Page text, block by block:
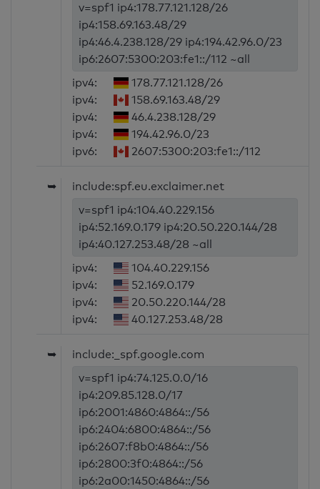
v=spf1 ip4:178.77.121.128/26
ip4:158.69.163.48/29
ip4:46.4.238.128/29 ip4:194.42.96.0/23
ip6:2607:5300:203:fe1::/112 ~all
ipv4:
178.77.121.128/26
ipv4:
158.69.163.48/29
ipv4:
46.4.238.128/29
ipv4:
194.42.96.0/23
ipv6:
2607:5300:203:fe1::/112
➥
include:spf.eu.exclaimer.net
v=spf1 ip4:104.40.229.156
ip4:52.169.0.179 ip4:20.50.220.144/28
ip4:40.127.253.48/28 ~all
ipv4:
104.40.229.156
ipv4:
52.169.0.179
ipv4:
20.50.220.144/28
ipv4:
40.127.253.48/28
➥
include:_spf.google.com
v=spf1 ip4:74.125.0.0/16
ip4:209.85.128.0/17
ip6:2001:4860:4864::/56
ip6:2404:6800:4864::/56
ip6:2607:f8b0:4864::/56
ip6:2800:3f0:4864::/56
ip6:2a00:1450:4864::/56